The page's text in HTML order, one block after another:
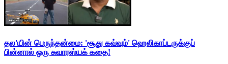
தல'யின் பெருந்தன்மை: 'சூது கவ்வும்' ஹெலிகாப்டருக்குப்
பின்னால் ஒரு சுவாரஸ்யக் கதை!